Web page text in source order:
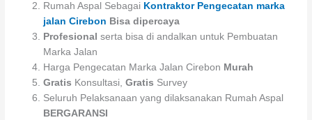
Rumah Aspal Sebagai Kontraktor Pengecatan marka
jalan Cirebon Bisa dipercaya
Profesional serta bisa di andalkan untuk Pembuatan
Marka Jalan
Harga Pengecatan Marka Jalan Cirebon Murah
Gratis Konsultasi,Gratis Survey
Seluruh Pelaksanaan yang dilaksanakan Rumah Aspal
BERGARANSI